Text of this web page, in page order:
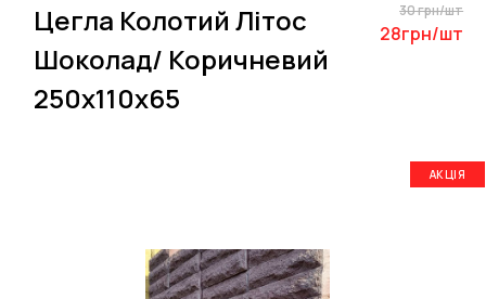
Цегла Колотий Літос
Шоколад/ Коричневий
250х110х65
30 грн/шт
28грн/шт
АКЦІЯ